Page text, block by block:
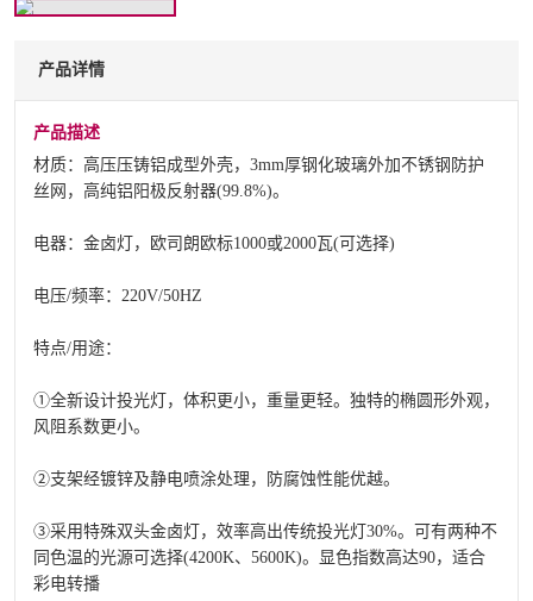
产品详情
产品描述
材质：高压压铸铝成型外壳，3mm厚钢化玻璃外加不锈钢防护
丝网，高纯铝阳极反射器(99.8%)。
电器：金卤灯，欧司朗欧标1000或2000瓦(可选择)
电压/频率：220V/50HZ
特点/用途：
①全新设计投光灯，体积更小，重量更轻。独特的椭圆形外观，
风阻系数更小。
②支架经镀锌及静电喷涂处理，防腐蚀性能优越。
③采用特殊双头金卤灯，效率高出传统投光灯30%。可有两种不
同色温的光源可选择(4200K、5600K)。显色指数高达90，适合
彩电转播